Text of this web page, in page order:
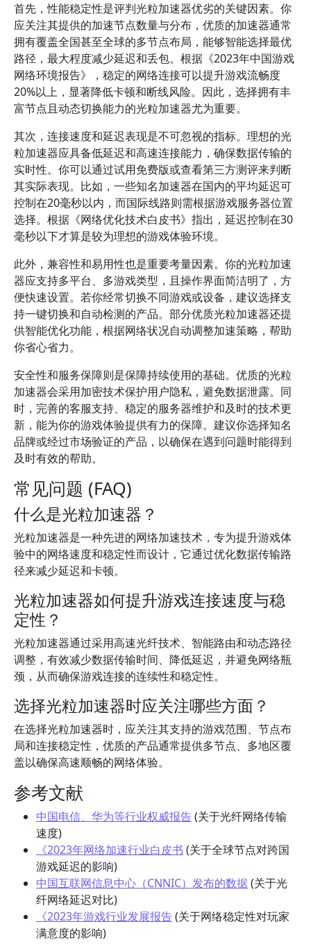
首先，性能稳定性是评判光粒加速器优劣的关键因素。你
应关注其提供的加速节点数量与分布，优质的加速器通常
拥有覆盖全国甚至全球的多节点布局，能够智能选择最优
路径，最大程度减少延迟和丢包。根据《2023年中国游戏
网络环境报告》，稳定的网络连接可以提升游戏流畅度
20%以上，显著降低卡顿和断线风险。因此，选择拥有丰
富节点且动态切换能力的光粒加速器尤为重要。
其次，连接速度和延迟表现是不可忽视的指标。理想的光
粒加速器应具备低延迟和高速连接能力，确保数据传输的
实时性。你可以通过试用免费版或查看第三方测评来判断
其实际表现。比如，一些知名加速器在国内的平均延迟可
控制在20毫秒以内，而国际线路则需根据游戏服务器位置
选择。根据《网络优化技术白皮书》指出，延迟控制在30
毫秒以下才算是较为理想的游戏体验环境。
此外，兼容性和易用性也是重要考量因素。你的光粒加速
器应支持多平台、多游戏类型，且操作界面简洁明了，方
便快速设置。若你经常切换不同游戏或设备，建议选择支
持一键切换和自动检测的产品。部分优质光粒加速器还提
供智能优化功能，根据网络状况自动调整加速策略，帮助
你省心省力。
安全性和服务保障则是保障持续使用的基础。优质的光粒
加速器会采用加密技术保护用户隐私，避免数据泄露。同
时，完善的客服支持、稳定的服务器维护和及时的技术更
新，能为你的游戏体验提供有力的保障。建议你选择知名
品牌或经过市场验证的产品，以确保在遇到问题时能得到
及时有效的帮助。
常见问题 (FAQ)
什么是光粒加速器？
光粒加速器是一种先进的网络加速技术，专为提升游戏体
验中的网络速度和稳定性而设计，它通过优化数据传输路
径来减少延迟和卡顿。
光粒加速器如何提升游戏连接速度与稳
定性？
光粒加速器通过采用高速光纤技术、智能路由和动态路径
调整，有效减少数据传输时间、降低延迟，并避免网络瓶
颈，从而确保游戏连接的连续性和稳定性。
选择光粒加速器时应关注哪些方面？
在选择光粒加速器时，应关注其支持的游戏范围、节点布
局和连接稳定性，优质的产品通常提供多节点、多地区覆
盖以确保高速顺畅的网络体验。
参考文献
中国电信、华为等行业权威报告(关于光纤网络传输
速度)
《2023年网络加速行业白皮书 (关于全球节点对跨国
游戏延迟的影响)
中国互联网信息中心（CNNIC）发布的数据(关于光
纤网络延迟对比)
《2023年游戏行业发展报告(关于网络稳定性对玩家
满意度的影响)